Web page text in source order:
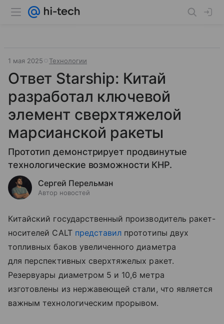
1 мая 2025 Технологии
Ответ Starship: Китай
разработал ключевой
элемент сверхтяжелой
марсианской ракеты
Прототип демонстрирует продвинутые
технологические возможности КНР.
Сергей Перельман
Автор новостей
Китайский государственный производитель ракет-
носителей CALT представил прототипы двух
топливных баков увеличенного диаметра
для перспективных сверхтяжелых ракет.
Резервуары диаметром 5 и 10,6 метра
изготовлены из нержавеющей стали, что является
важным технологическим прорывом.